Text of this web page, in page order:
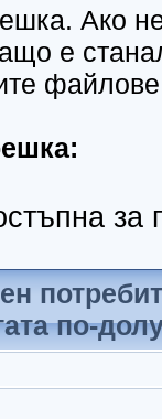
Ако
е
за
по-